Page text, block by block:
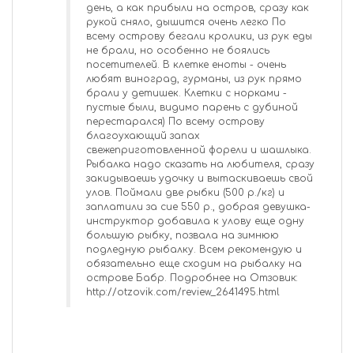
день, а как прибыли на остров, сразу как
рукой сняло, дышится очень легко По
всему острову бегали кролики, из рук еды
не брали, но особенно не боялись
посетителей. В клетке еноты - очень
любят виноград, гурманы, из рук прямо
брали у детишек. Клетки с норками -
пустые были, видимо парень с дубиной
перестарался) По всему острову
благоухающий запах
свежеприготовленной форели и шашлыка.
Рыбалка надо сказать на любителя, сразу
закидываешь удочку и вытаскиваешь свой
улов. Поймали две рыбки (500 р./кг) и
заплатили за сие 550 р., добрая девушка-
инструктор добавила к улову еще одну
большую рыбку, позвала на зимнюю
подледную рыбалку. Всем рекомендую и
обязательно еще сходим на рыбалку на
острове Бабр. Подробнее на Отзовик:
http://otzovik.com/review_2641495.html